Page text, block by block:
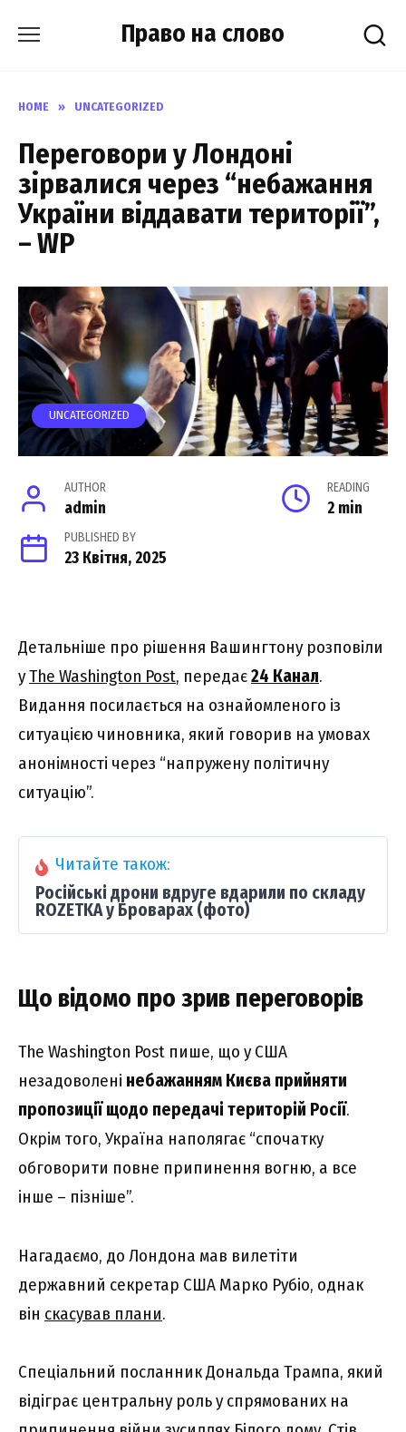
Право на слово
HOME » UNCATEGORIZED
Переговори у Лондоні
зірвалися через “небажання
України віддавати території”,
– WP
UNCATEGORIZED
AUTHOR
admin
READING
2 min
PUBLISHED BY
23 Квітня, 2025
Детальніше про рішення Вашингтону розповіли
уThe Washington Post, передає24 Канал.
Видання посилається на ознайомленого із
ситуацією чиновника, який говорив на умовах
анонімності через “напружену політичну
ситуацію”.
Читайте також:
Російські дрони вдруге вдарили по складу
ROZETKA у Броварах (фото)
Що відомо про зрив переговорів
The Washington Post пише, що у США
незадоволені небажанням Києва прийняти
пропозиції щодо передачі територій Росії.
Окрім того, Україна наполягає “спочатку
обговорити повне припинення вогню, а все
інше – пізніше”.
Нагадаємо, до Лондона мав вилетіти
державний секретар США Марко Рубіо, однак
він скасував плани.
Спеціальний посланник Дональда Трампа, який
відіграє центральну роль у спрямованих на